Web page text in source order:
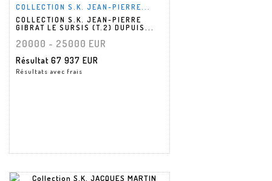
COLLECTION S.K. JEAN-PIERRE...
COLLECTION S.K. JEAN-PIERRE
GIBRAT LE SURSIS (T.2) DUPUIS...
20000 - 25000 EUR
Résultat 67 937 EUR
Résultats avec frais